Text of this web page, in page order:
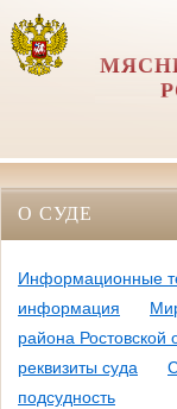
О СУДЕ
Информационные
информация
района Ростовской
реквизиты суда
подсудность